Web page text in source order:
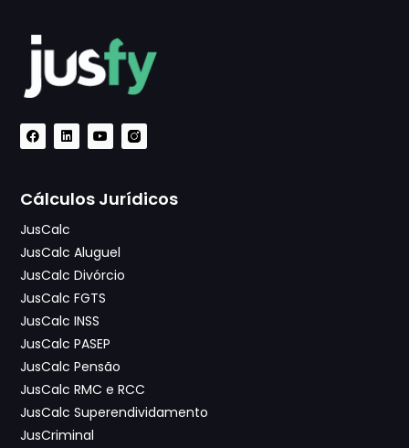
Cálculos Jurídicos
JusCalc
JusCalc Aluguel
JusCalc Divórcio
JusCalc FGTS
JusCalc INSS
JusCalc PASEP
JusCalc Pensão
JusCalc RMC e RCC
JusCalc Superendividamento
JusCriminal